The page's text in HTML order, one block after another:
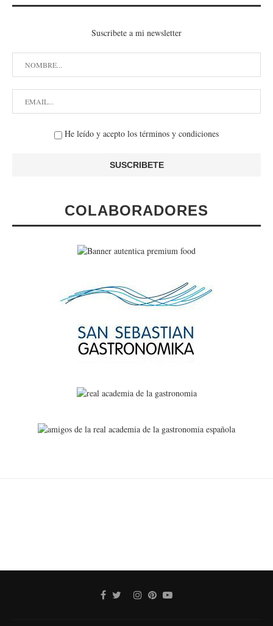
Suscribete a mi newsletter
He leído y acepto los términos y condiciones
COLABORADORES